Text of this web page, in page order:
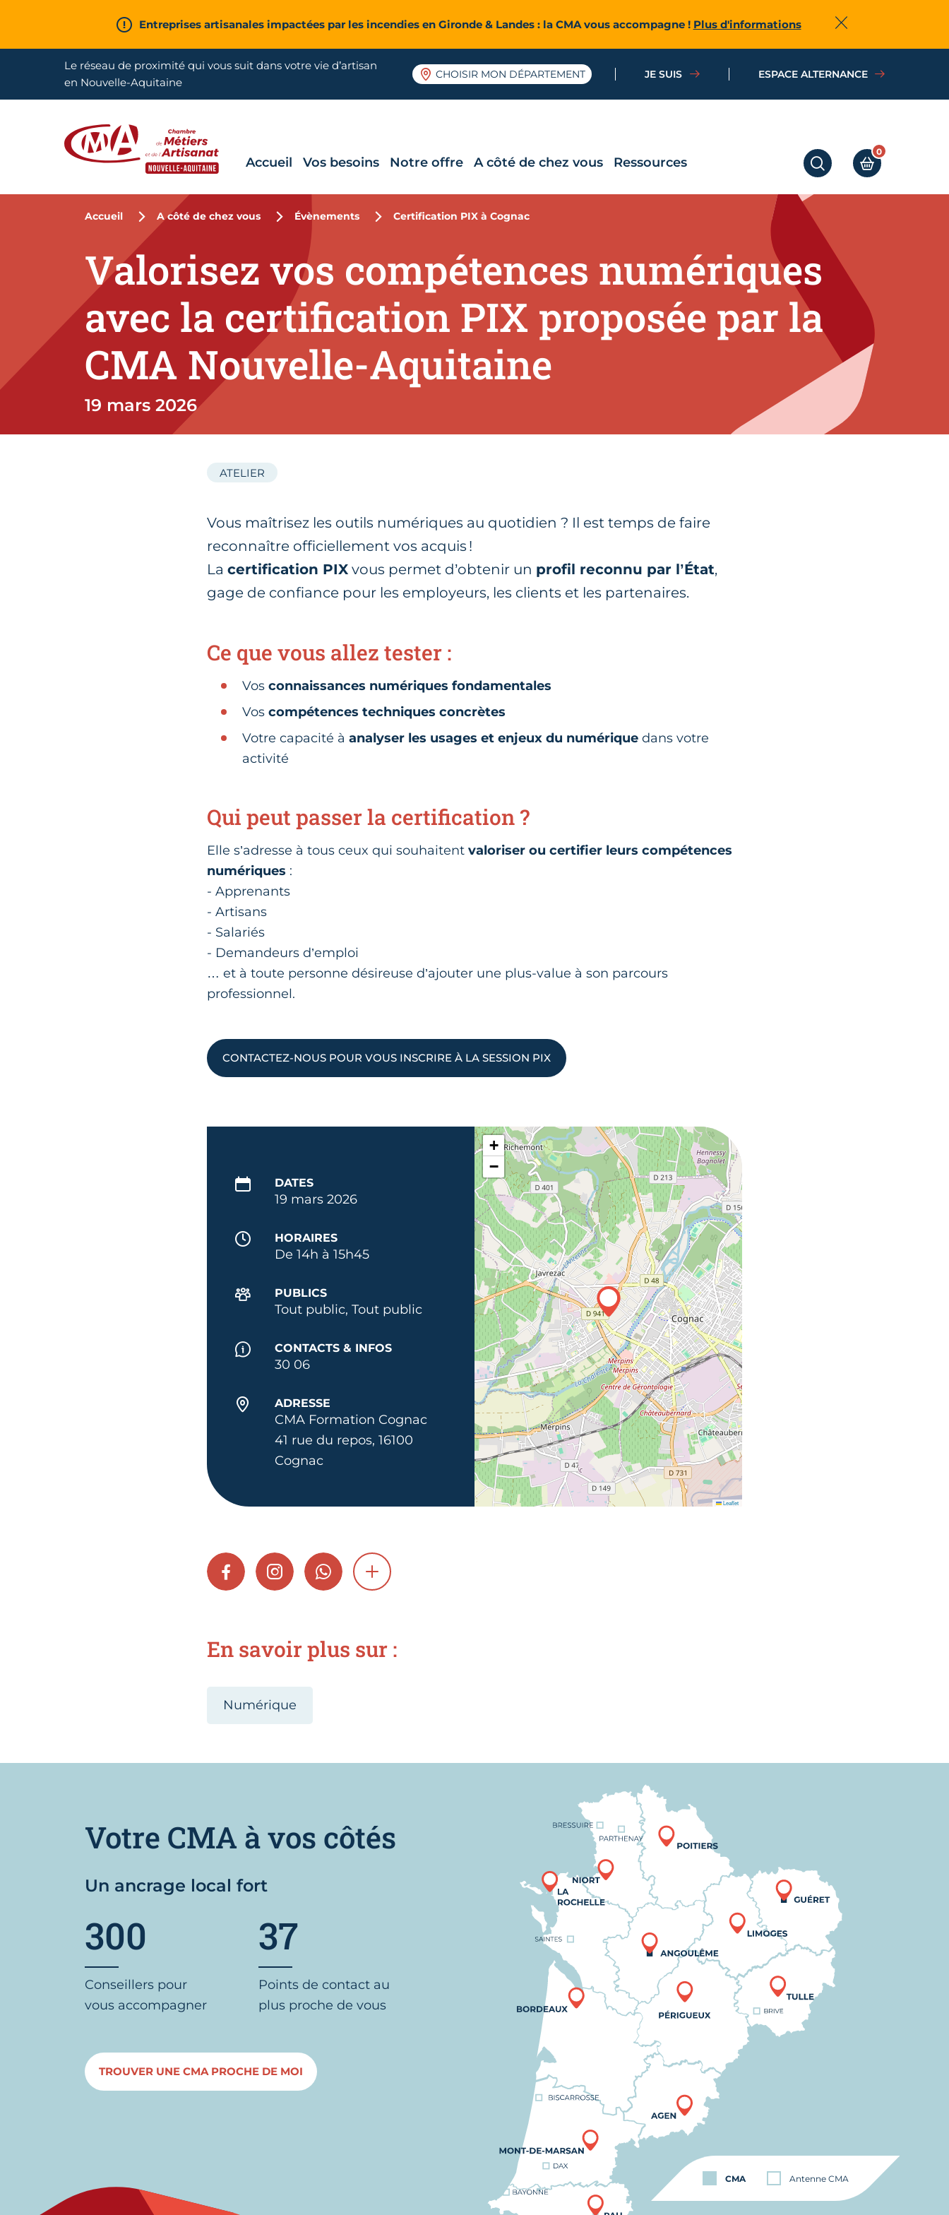
Entreprises artisanales impactées par les incendies en Gironde & Landes : la CMA vous accompagne ! Plus d'informations Fermer
Le réseau de proximité qui vous suit dans votre vie d’artisan
en Nouvelle-Aquitaine
CHOISIR MON DÉPARTEMENT JE SUIS ESPACE ALTERNANCE
RECHERCHERMON PANIER
0
Accueil Vos besoins Notre offre A côté de chez vous Ressources
Accueil A côté de chez vous Évènements Certification PIX à Cognac
Valorisez vos compétences numériques
avec la certification PIX proposée par la
CMA Nouvelle-Aquitaine
19 mars 2026
ATELIER
Vous maîtrisez les outils numériques au quotidien ? Il est temps de faire
reconnaître officiellement vos acquis !
Lacertification PIX vous permet d’obtenir un profil reconnu par l’État,
gage de confiance pour les employeurs, les clients et les partenaires.
Ce que vous allez tester :
Vosconnaissances numériques fondamentales
Voscompétences techniques concrètes
Votre capacité àanalyser les usages et enjeux du numérique dans votre
activité
Qui peut passer la certification ?
Elle s’adresse à tous ceux qui souhaitentvaloriser ou certifier leurs compétences
numériques :
- Apprenants
- Artisans
- Salariés
- Demandeurs d’emploi
… et à toute personne désireuse d’ajouter une plus-value à son parcours
professionnel.
CONTACTEZ-NOUS POUR VOUS INSCRIRE À LA SESSION PIX
DATES
19 mars 2026
HORAIRES
De 14h à 15h45
PUBLICS
Tout public, Tout public
CONTACTS & INFOS
30 06
ADRESSE
CMA Formation Cognac
41 rue du repos, 16100
Cognac
+
−
Leaflet
FACEBOOKINSTAGRAMWHATSAPPSHOW MORE
En savoir plus sur :
Numérique
CMA Antenne CMA
Votre CMA à vos côtés
Un ancrage local fort
300
Conseillers pour
vous accompagner
37
Points de contact au
plus proche de vous
TROUVER UNE CMA PROCHE DE MOI